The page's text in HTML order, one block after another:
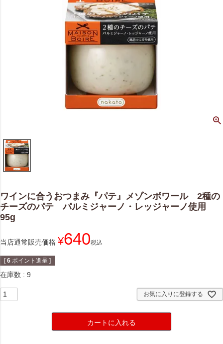
ワインに合うおつまみ『パテ』メゾンボワール 2種の
チーズのパテ パルミジャーノ・レッジャーノ使用
95g
当店通常販売価格 ¥640税込
[ 6 ポイント進呈 ]
在庫数 9
お気に入りに登録する
カートに入れる